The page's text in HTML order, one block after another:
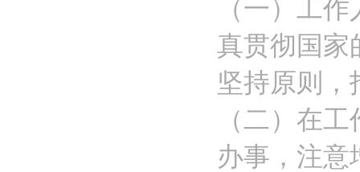
（一）工
真贯彻国家
坚持原则，
（二）在
办事，注意